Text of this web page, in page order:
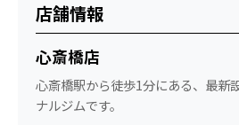
店舗情報
心斎橋店
心斎橋駅から徒歩1分にある、最新
ナルジムです。